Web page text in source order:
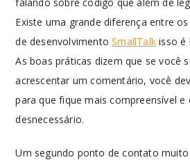
Existe uma grande diferença entre
de desenvolvimentoSmallTalk isso é
As boas práticas dizem que se você
acrescentar um comentário, você
para que fique mais compreensível
desnecessário.
Um segundo ponto de contato